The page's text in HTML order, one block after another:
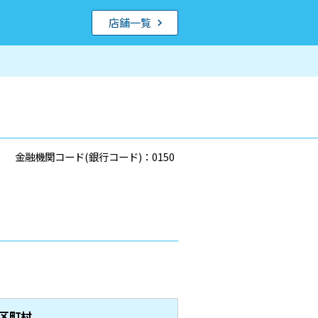
店舗一覧
金融機関コード(銀行コード)：0150